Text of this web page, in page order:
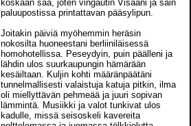
koskaan saa, joten vingautin Visaani ja sain
paluupostissa printattavan pääsylipun.
Joitakin päiviä myöhemmin heräsin
nokosilta huoneestani berliiniläisessä
homohotellissa. Peseydyin, puin päälleni ja
lähdin ulos suurkaupungin hämärään
kesäiltaan. Kuljin kohti määränpäätäni
tunnelmallisesti valaistuja katuja pitkin, ilma
oli miellyttävän pehmeää ja juuri sopivan
lämmintä. Musiikki ja valot tunkivat ulos
kadulle, missä seisoskeli kavereita